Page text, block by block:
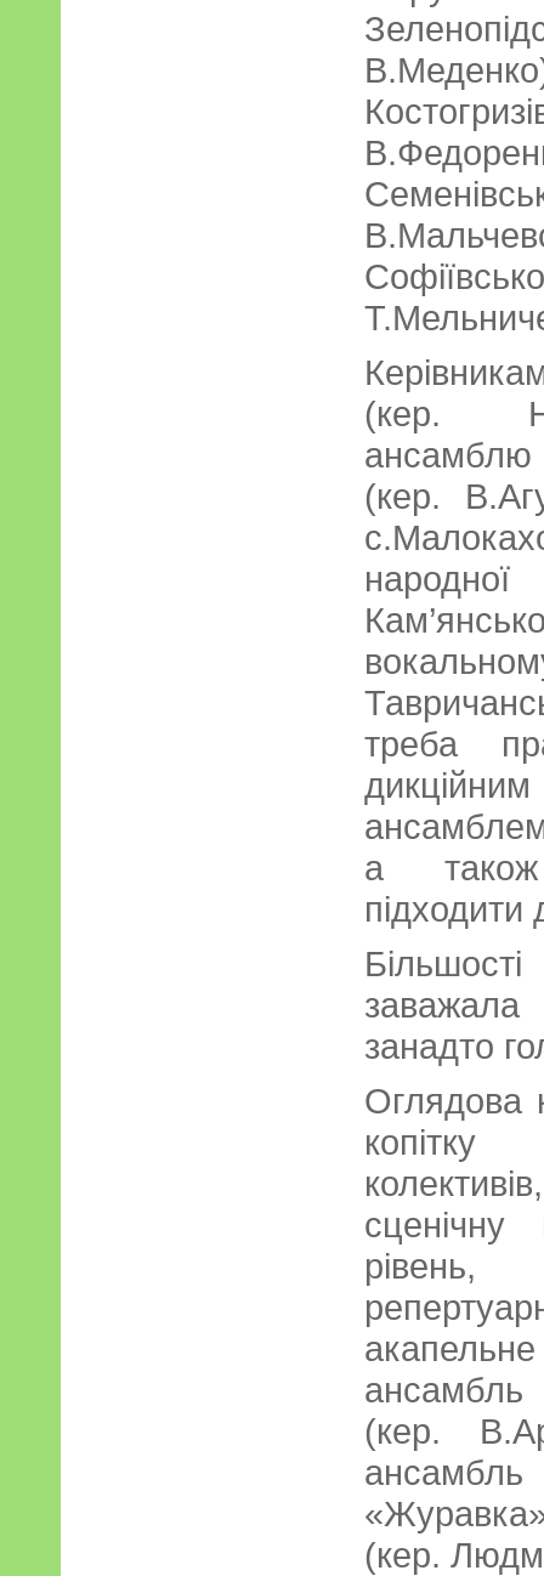
(кер.
ансамблю
(кер.
треба
а
підходити
занадто
Оглядова
копітку
сценічну
(кер.
(кер.